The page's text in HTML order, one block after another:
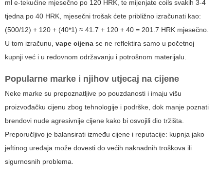
ml e-tekućine mjesečno po 120 HRK, te mijenjate coils svakih 3-4
tjedna po 40 HRK, mjesečni trošak ćete približno izračunati kao:
(500/12) + 120 + (40*1) ≈ 41.7 + 120 + 40 = 201.7 HRK mjesečno.
U tom izračunu, vape cijena se ne reflektira samo u početnoj
kupnji već i u redovnom održavanju i potrošnom materijalu.
Popularne marke i njihov utjecaj na cijene
Neke marke su prepoznatljive po pouzdanosti i imaju višu
proizvođačku cijenu zbog tehnologije i podrške, dok manje poznati
brendovi nude agresivnije cijene kako bi osvojili dio tržišta.
Preporučljivo je balansirati između cijene i reputacije: kupnja jako
jeftinog uređaja može dovesti do većih naknadnih troškova ili
sigurnosnih problema.